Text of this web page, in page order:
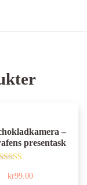
–
presentask
4.80
kr99.00